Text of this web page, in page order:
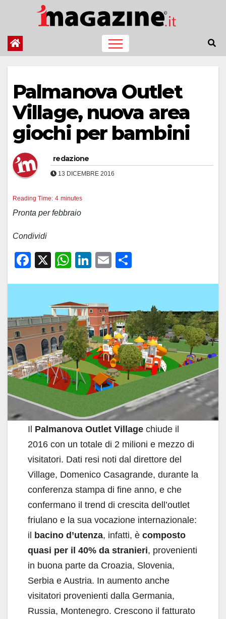
contenuto
Palmanova Outlet
Village, nuova area
giochi per bambini
redazione
13 DICEMBRE 2016
Reading Time: 4 minutes
Pronta per febbraio
Condividi
F
b
o
o
k
X
W
s
A
p
p
Li
e
dI
n
E
di
vi
di
Il Palmanova Outlet Village chiude il
2016 con un totale di 2 milioni e mezzo di
visitatori. Dati resi noti dal direttore del
Village, Domenico Casagrande, durante la
conferenza stampa di fine anno, e che
confermano il trend di crescita dell’outlet
friulano e la sua vocazione internazionale:
il bacino d’utenza, infatti, è composto
quasi per il 40% da stranieri, provenienti
in buona parte da Croazia, Slovenia,
Serbia e Austria. In aumento anche
visitatori provenienti dalla Germania,
Russia, Montenegro. Crescono il fatturato